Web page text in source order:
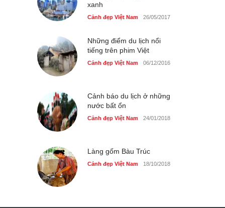
xanh
Cảnh đẹp Việt Nam 26/05/2017
Những điểm du lịch nổi
tiếng trên phim Việt
Cảnh đẹp Việt Nam 06/12/2016
Cảnh báo du lịch ở những
nước bất ổn
Cảnh đẹp Việt Nam 24/01/2018
Làng gốm Bàu Trúc
Cảnh đẹp Việt Nam 18/10/2018